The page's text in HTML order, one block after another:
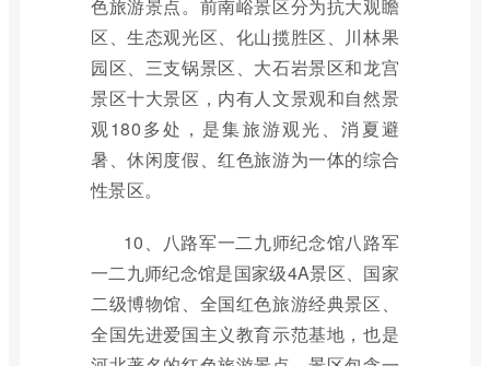
色旅游景点。前南峪景区分为抗大观瞻
区、生态观光区、化山揽胜区、川林果
园区、三支锅景区、大石岩景区和龙宫
景区十大景区，内有人文景观和自然景
观180多处，是集旅游观光、消夏避
暑、休闲度假、红色旅游为一体的综合
性景区。
10、八路军一二九师纪念馆八路军
一二九师纪念馆是国家级4A景区、国家
二级博物馆、全国红色旅游经典景区、
全国先进爱国主义教育示范基地，也是